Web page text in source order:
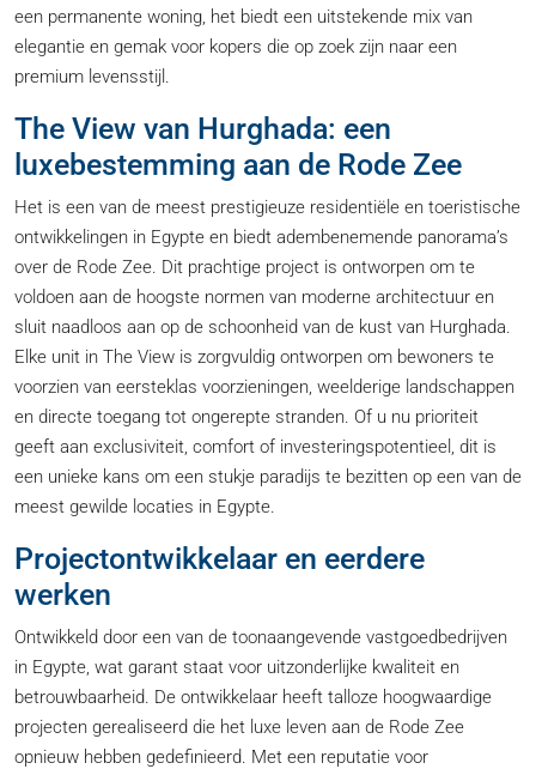
een permanente woning, het biedt een uitstekende mix van
elegantie en gemak voor kopers die op zoek zijn naar een
premium levensstijl.
The View van Hurghada: een
luxebestemming aan de Rode Zee
Het is een van de meest prestigieuze residentiële en toeristische
ontwikkelingen in Egypte en biedt adembenemende panorama’s
over de Rode Zee. Dit prachtige project is ontworpen om te
voldoen aan de hoogste normen van moderne architectuur en
sluit naadloos aan op de schoonheid van de kust van Hurghada.
Elke unit in The View is zorgvuldig ontworpen om bewoners te
voorzien van eersteklas voorzieningen, weelderige landschappen
en directe toegang tot ongerepte stranden. Of u nu prioriteit
geeft aan exclusiviteit, comfort of investeringspotentieel, dit is
een unieke kans om een ​​stukje paradijs te bezitten op een van de
meest gewilde locaties in Egypte.
Projectontwikkelaar en eerdere
werken
Ontwikkeld door een van de toonaangevende vastgoedbedrijven
in Egypte, wat garant staat voor uitzonderlijke kwaliteit en
betrouwbaarheid. De ontwikkelaar heeft talloze hoogwaardige
projecten gerealiseerd die het luxe leven aan de Rode Zee
opnieuw hebben gedefinieerd. Met een reputatie voor